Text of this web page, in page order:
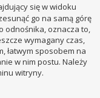
się w widoku
go na samą górę
odnośnika, oznacza to,
wymagany czas,
łatwym sposobem na
w nim postu. Należy
witryny.